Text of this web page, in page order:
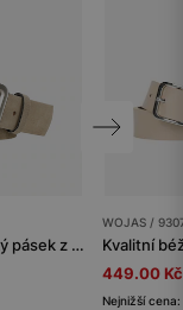
Béžový dámský pásek z velurové štípané kůže
WOJAS /
449.00 Kč
Nejnižší